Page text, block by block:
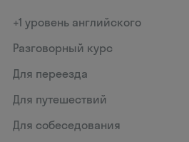
+1 уровень английского
Разговорный курс
Для переезда
Для путешествий
Для собеседования